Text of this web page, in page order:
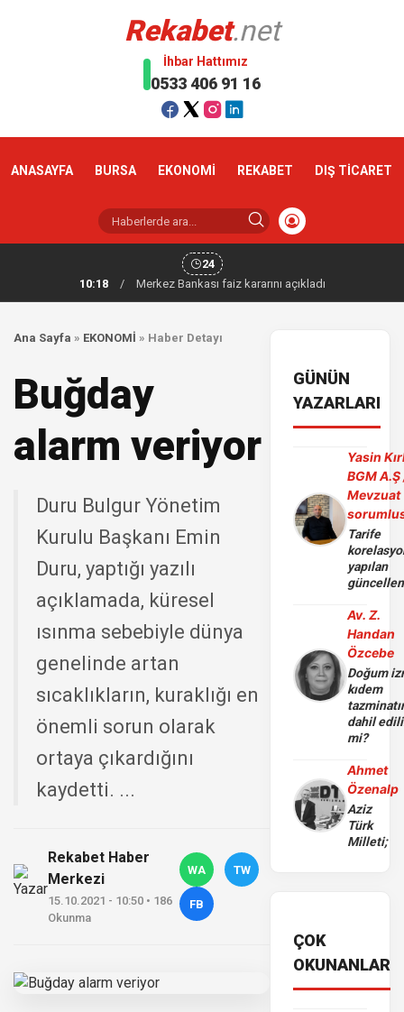
Rekabet.net
İhbar Hattımız
0533 406 91 16
ANASAYFA BURSA EKONOMİ REKABET DIŞ TİCARET
24
10:18
/ Merkez Bankası faiz kararını açıkladı
Ana Sayfa » EKONOMİ » Haber Detayı
Buğday
alarm veriyor
Duru Bulgur Yönetim
Kurulu Başkanı Emin
Duru, yaptığı yazılı
açıklamada, küresel
ısınma sebebiyle dünya
genelinde artan
sıcaklıkların, kuraklığı en
önemli sorun olarak
ortaya çıkardığını
kaydetti. ...
Rekabet Haber
Merkezi
15.10.2021 - 10:50 • 186
Okunma
WA TW
FB
GÜNÜN
YAZARLARI
Yasin
BGM A.Ş
Mevzuat
Tarife
yapılan
Av. Z.
Handan
Özcebe
Doğum
kıdem
dahil
mi?
Ahmet
Özenalp
Aziz
Türk
Milleti;
ÇOK
OKUNANLAR